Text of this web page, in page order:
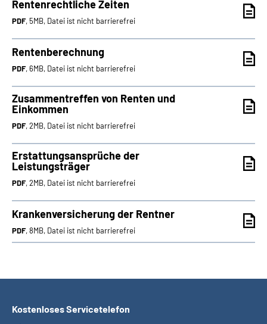
Rentenrechtliche Zeiten
PDF, 5MB, Datei ist nicht barrierefrei
Rentenberechnung
PDF, 6MB, Datei ist nicht barrierefrei
Zusammentreffen von Renten und
Einkommen
PDF, 2MB, Datei ist nicht barrierefrei
Erstattungsansprüche der
Leistungsträger
PDF, 2MB, Datei ist nicht barrierefrei
Krankenversicherung der Rentner
PDF, 8MB, Datei ist nicht barrierefrei
Kostenloses Servicetelefon